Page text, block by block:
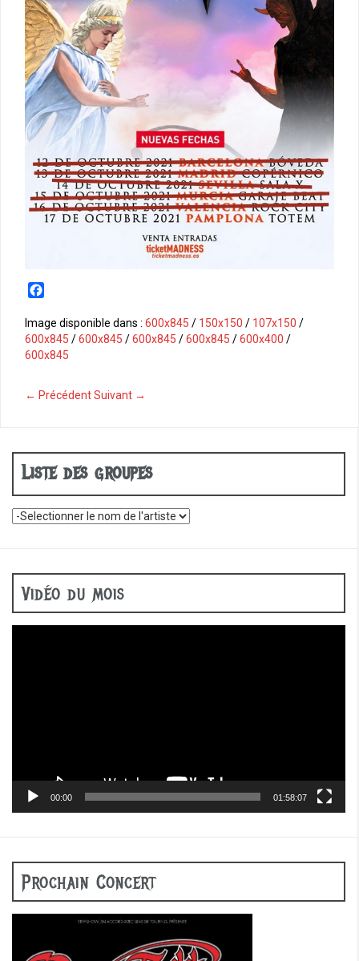
c
e
b
k
Image disponible dans : 600x845 / 150x150 / 107x150 /
600x845 /600x845 /600x845 /600x845 /600x400 /
600x845
← PrécédentSuivant →
Liste des groupes
Vidéo du mois
00:00 01:58:07
Prochain Concert